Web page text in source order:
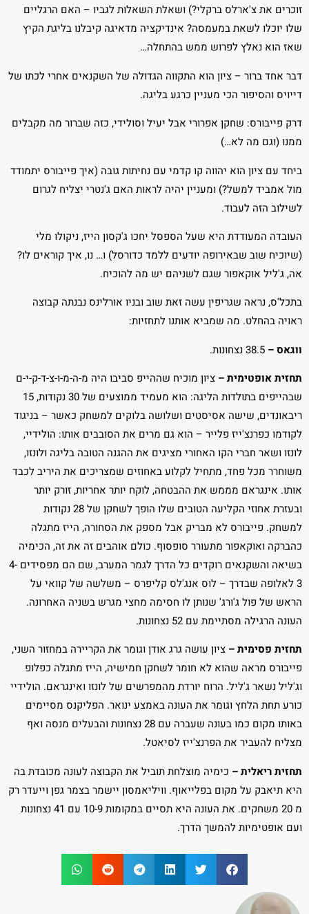
זוכרים את צ'ארלס ברקלי?) ושאלת השאלות לגביו – האם הרגליים
שלו יוכלו לשאת במעמסה? אינדיקציה מדאיגה קיבלנו בליגת הקיץ
שאז הוא נאלץ לפרוש ממש בהתחלה…
דבר אחד ברור – ציון הוא התקווה הגדולה של השקנאים אחרי לכתו של
דייויס והסיפור הכי מעניין כרגע בליגה.
דרק פייבורס: שחקן אפרורי אבל יעיל וסולידי, כזה שברור מה מקבלים
ממנו (וגם מה לא…)
ביחד עם ציון הוא יהווה קו קדמי עם נחיתות גובה (איך פייבורס יתמודד
מול אמביד למשל?) ומעניין יהיה לראות האם ג'נטרי יצליח לגרום
לשילוב הזה לעבוד.
העובדה המעודדת היא שעל הספסל יחכו ג'קסון הייז, ניקולו מלי
(שיוכיח שוב שבאירופה יודעים ללמד כדורסל) ו… נו, איך קוראים לו?
אה, ג'ליל אוקאפור שגם לשניהם יש מה להוכיח.
בתכל'ס, נראה שגריפין עשה זאת שוב ובניו אורלינס נבנתה קבוצה
ראויה בהחלט. מה שמביא אותנו לתחזיות:
ווגאס –
תחזית אופטימית – ציון מוכיח שההייפ סביבו היה מ-ה-מ-ו-צ-ד-ק-י-ם
שבהייפים בתולדות הליגה: הוא מעמיד ממוצעים של 30 נקודות, 15
ריבאונדים, שישה אסיסטים ושלושה בלוקים למשחק כאשר – בניגוד
לקודמו כפרנצ'ייז פלייר – הוא גם מרים את הסובבים אותו: הולידיי,
לונזו ושאר חברי הקו האחורי מציגים את ההגנה הטובה בליגה ולונזו,
משוחרר מכל פחד, מתחיל לקלוע באחוזים שמצריכים את היריב לכבד
אותו. אינגראם מממש את ההבטחה, לוקח יותר אחריות, זורק יותר
ובעזרת אחוזי הקליעה הטובים שלו הופך לשחקן של 28 נקודות
למשחק. פייבורס לא מבריק אבל מספק את הסחורה, הייז מתגלה
כהברקה ואוקאפור מתעורר סופסוף. כולם אוהבים זה את זה, הכימיה
בשיאה והשקנאים רוקדים כל הדרך לגמר המערב, שם הם מפסידים 4-
3 לאלופה שבדרך – לוס אנג'לס קליפרס – משלשה של קוואי על
הראש של פול ג'ורג' שנותן לו חסימה מחצי מגרש בשניה האחרונה.
העונה הרגילה מסתיימת עם 52 נצחונות.
תחזית פסימית – ציון עושה גרג אודן וגומר את הקריירה במחזור השני,
פייבורס מראה שהוא לא חומר לשחקן חמישיה, הייז מתגלה כפלופ
וג'ליל נשאר ג'ליל. הרוח יורדת מהמפרשים של לונזו ואינגראם. הולידיי
כורע תחת הלחץ וגומר את העונה באמצע ינואר. הפליקנס מסיימים
באותו מקום כמו בעונה שעברה עם 28 נצחונות והבעלים מנסה ואף
מצליח להעביר את הפרנצ'ייז לסיאטל.
תחזית ריאלית – כימיה מוצלחת תוביל את הקבוצה לעונה מכובדת בה
היא תיאבק על מקום בפלייאוף. וויליאמסון יישמר בצמר גפן וייעדר רק
מ 20 משחקים. את העונה היא תסיים במקומות 10-9 עם 41 נצחונות
ועם אופטימיות להמשך הדרך.